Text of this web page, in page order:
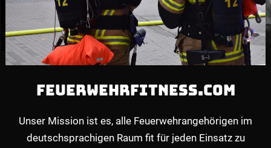
FEUERWEHRFITNESS.COM
Unser Mission ist es, alle Feuerwehrangehörigen im
deutschsprachigen Raum fit für jeden Einsatz zu